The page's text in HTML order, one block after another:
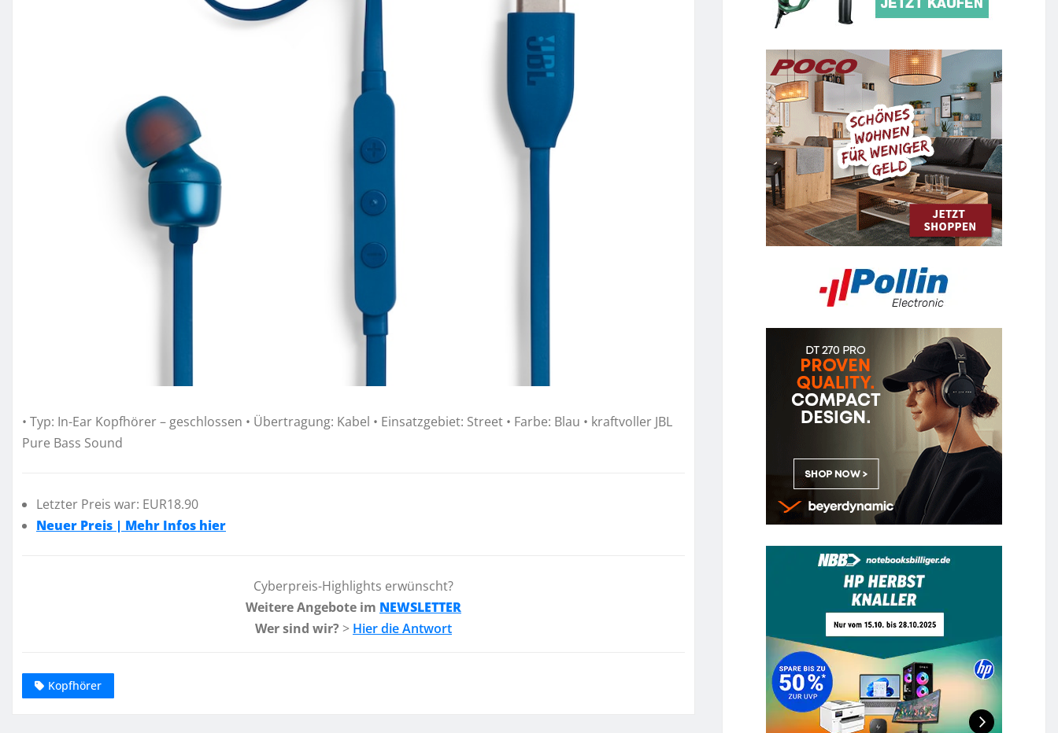
• Typ: In-Ear Kopfhörer – geschlossen • Übertragung: Kabel • Einsatzgebiet: Street • Farbe: Blau • kraftvoller JBL
Pure Bass Sound
Letzter Preis war: EUR18.90
Neuer Preis | Mehr Infos hier
Cyberpreis-Highlights erwünscht?
Weitere Angebote im NEWSLETTER
Wer sind wir? > Hier die Antwort
Kopfhörer